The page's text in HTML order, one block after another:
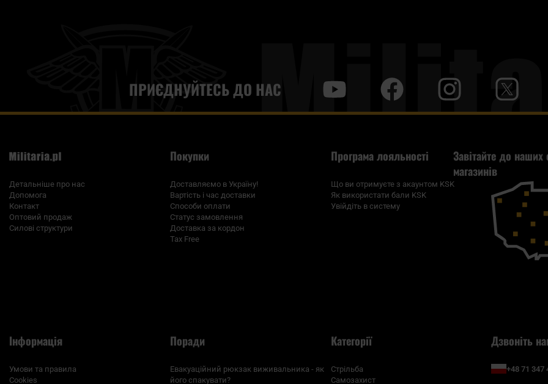
ПРИЄДНУЙТЕСЬ ДО НАС
Детальніше про нас
Допомога
Контакт
Оптовий продаж
Силові структури
Покупки
Доставляємо в Україну!
Вартість і час доставки
Способи оплати
Статус замовлення
Доставка за кордон
Tax Free
Програма лояльності
Що ви отримуєте з акаунтом KSK
Як використати бали KSK
Увійдіть в систему
Завітайте до наших
магазинів
Інформація
Умови та правила
Cookies
Поради
Евакуаційний рюкзак виживальника - як
його спакувати?
Категорії
Стрільба
Самозахист
Дзвоніть
+48 71 347